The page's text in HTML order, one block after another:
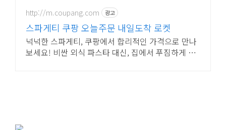
http://m.coupang.com 광고
스파게티 쿠팡 오늘주문 내일도착 로켓
넉넉한 스파게티, 쿠팡에서 합리적인 가격으로 만나
보세요! 비싼 외식 파스타 대신, 집에서 푸짐하게 즐